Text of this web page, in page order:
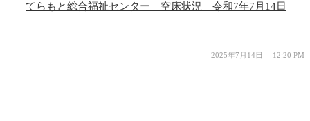
てらもと総合福祉センター 空床状況 令和7年7月14日
2025年7月14日 12:20 PM